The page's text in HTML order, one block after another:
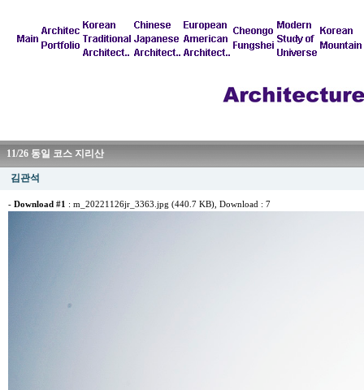
11/26 동일 코스 지리산
김관석
- Download #1 : m_20221126jr_3363.jpg (440.7 KB) , Download : 7